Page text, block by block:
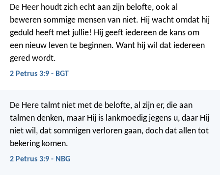
De Heer houdt zich echt aan zijn belofte, ook al
beweren sommige mensen van niet. Hij wacht omdat hij
geduld heeft met jullie! Hij geeft iedereen de kans om
een nieuw leven te beginnen. Want hij wil dat iedereen
gered wordt.
2 Petrus 3:9 - BGT
De Here talmt niet met de belofte, al zijn er, die aan
talmen denken, maar Hij is lankmoedig jegens u, daar Hij
niet wil, dat sommigen verloren gaan, doch dat allen tot
bekering komen.
2 Petrus 3:9 - NBG